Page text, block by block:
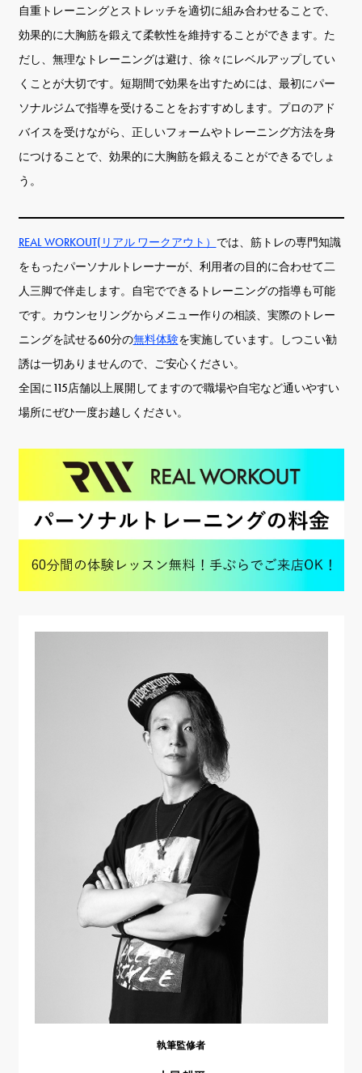
自重トレーニングとストレッチを適切に組み合わせることで、
効果的に大胸筋を鍛えて柔軟性を維持することができます。た
だし、無理なトレーニングは避け、徐々にレベルアップしてい
くことが大切です。短期間で効果を出すためには、最初にパー
ソナルジムで指導を受けることをおすすめします。プロのアド
バイスを受けながら、正しいフォームやトレーニング方法を身
につけることで、効果的に大胸筋を鍛えることができるでしょ
う。
REAL WORKOUT(リアル ワークアウト） では、筋トレの専門知識
をもったパーソナルトレーナーが、利用者の目的に合わせて二
人三脚で伴走します。自宅でできるトレーニングの指導も可能
です。カウンセリングからメニュー作りの相談、実際のトレー
ニングを試せる60分の無料体験を実施しています。しつこい勧
誘は一切ありませんので、ご安心ください。
全国に115店舗以上展開してますので職場や自宅など通いやすい
場所にぜひ一度お越しください。
執筆監修者